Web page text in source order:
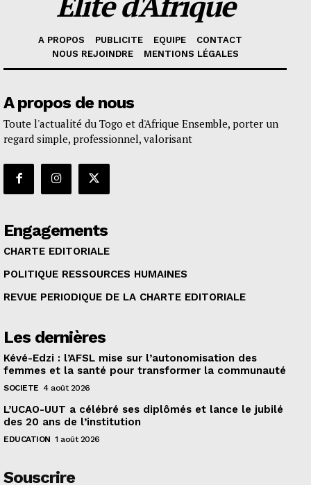
A PROPOS PUBLICITE EQUIPE
CONTACT
NOUS REJOINDRE
MENTIONS LÉGALES
A propos de nous
Toute l'actualité du Togo et d'Afrique Ensemble, porter un
regard simple, professionnel, valorisant
Engagements
CHARTE EDITORIALE
POLITIQUE RESSOURCES HUMAINES
REVUE PERIODIQUE DE LA CHARTE EDITORIALE
Les dernières
Kévé-Edzi : l’AFSL mise sur l’autonomisation des
femmes et la santé pour transformer la communauté
SOCIETE 4 août 2026
L’UCAO-UUT a célébré ses diplômés et lance le jubilé
des 20 ans de l’institution
EDUCATION 1 août 2026
Souscrire